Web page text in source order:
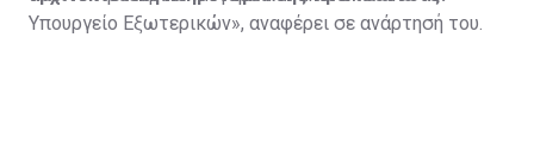
Υπουργείο Εξωτερικών», αναφέρει σε ανάρτησή του.